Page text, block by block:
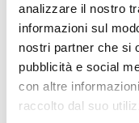
analizzare il nostro
informazioni sul
nostri partner che si
pubblicità e social
con altre
raccolto dal suo